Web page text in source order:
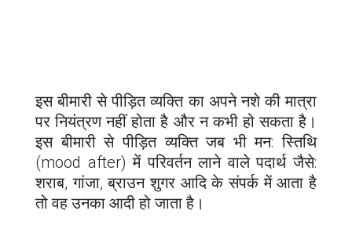
इस बीमारी से पीड़ित व्यक्ति का अपने नशे की मात्रा
पर नियंत्रण नहीं होता है और न कभी हो सकता है।
इस बीमारी से पीड़ित व्यक्ति जब भी मन: स्तिथि
(mood after) में परिवर्तन लाने वाले पदार्थ जैसे:
शराब, गांजा, ब्राउन शुगर आदि के संपर्क में आता है
तो वह उनका आदी हो जाता है।